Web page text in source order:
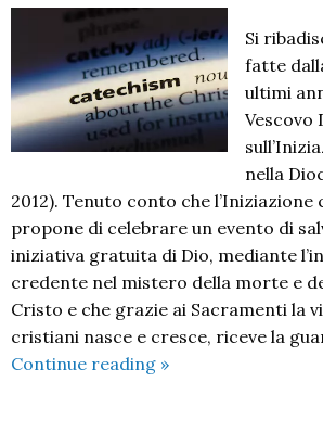
Si
fatte
ultimi
Vescovo
nella
2012). Tenuto conto che l’Iniziazione
propone di celebrare un evento di
iniziativa gratuita di Dio, mediante
credente nel mistero della morte e
Cristo e che grazie ai Sacramenti la
cristiani nasce e cresce, riceve la
Continue reading Iniziazione
»